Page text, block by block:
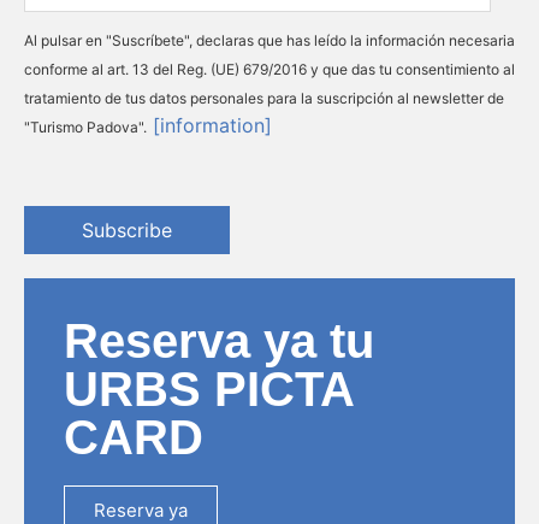
Al pulsar en "Suscríbete", declaras que has leído la información necesaria
conforme al art. 13 del Reg. (UE) 679/2016 y que das tu consentimiento al
tratamiento de tus datos personales para la suscripción al newsletter de
"Turismo Padova". [information]
Subscribe
Reserva ya tu
URBS PICTA
CARD
Reserva ya